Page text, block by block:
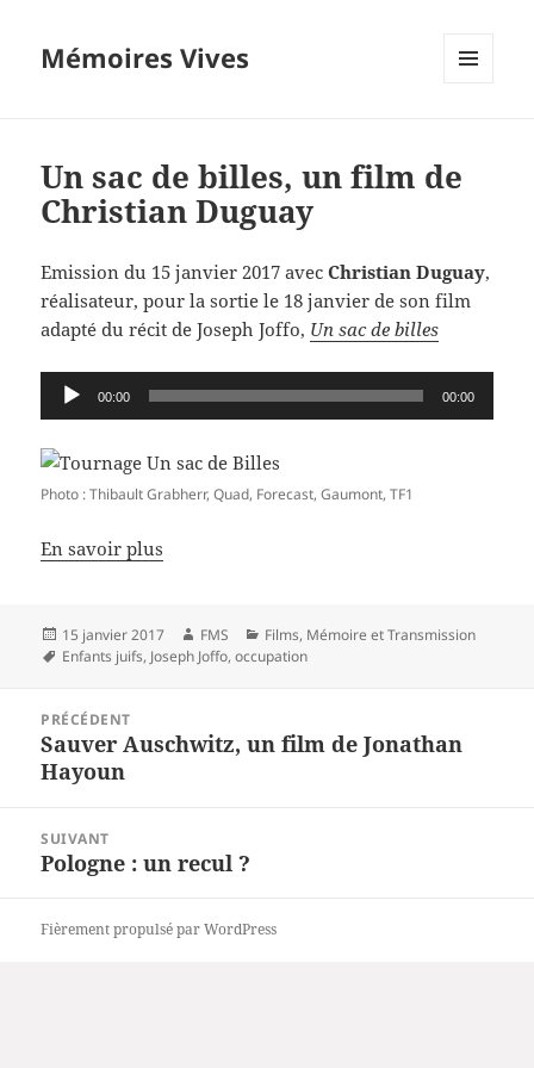
Mémoires Vives
Un sac de billes, un film de
Christian Duguay
Emission du 15 janvier 2017 avecChristian Duguay,
réalisateur, pour la sortie le 18 janvier de son film
adapté du récit de Joseph Joffo, Un sac de billes
Lecteur
audio
00:00 00:00
Photo : Thibault Grabherr, Quad, Forecast, Gaumont, TF1
En savoir plus
Publié
le
15 janvier 2017 Auteur
FMS Catégories
Films, Mémoire et Transmission
Mots-
Enfants juifs, Joseph Joffo,occupation
l’article
PRÉCÉDENT
Article
précédent :
Sauver Auschwitz, un film de Jonathan
Hayoun
SUIVANT
Article
Pologne : un recul ?
Fièrement propulsé par WordPress